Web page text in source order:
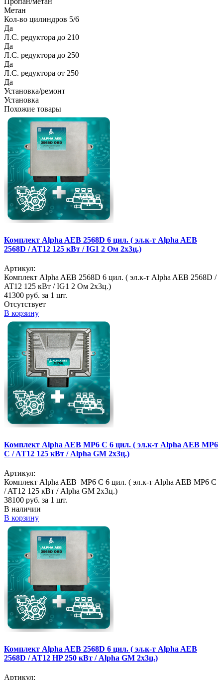
Метан
Кол-во цилиндров 5/6
Да
Л.С. редуктора до 210
Да
Л.С. редуктора до 250
Да
Л.С. редуктора от 250
Да
Установка/ремонт
Установка
Похожие товары
Комплект Alpha AEB 2568D 6 цил. ( эл.к-т Alpha AEB
2568D / AT12 125 кВт / IG1 2 Ом 2х3ц.)
Артикул:
Комплект Alpha AEB 2568D 6 цил. ( эл.к-т Alpha AEB 2568D /
AT12 125 кВт / IG1 2 Ом 2х3ц.)
41300 руб. за 1 шт.
Отсутствует
В корзину
Комплект Alpha AEB MP6 C 6 цил. ( эл.к-т Alpha AEB MP6
C / AT12 125 кВт / Alpha GM 2х3ц.)
Артикул:
Комплект Alpha AEB MP6 C 6 цил. ( эл.к-т Alpha AEB MP6 C
/ AT12 125 кВт / Alpha GM 2х3ц.)
38100 руб. за 1 шт.
В наличии
В корзину
Комплект Alpha AEB 2568D 6 цил. ( эл.к-т Alpha AEB
2568D / AT12 HP 250 кВт / Alpha GM 2х3ц.)
Артикул: